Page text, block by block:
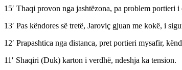
15′ Thaqi provon nga jashtëzona, pa problem portieri
13′ Pas këndores së tretë, Jaroviç gjuan me kokë, i
12′ Prapashtica nga distanca, pret portieri mysafir,
11′ Shaqiri (Duk) karton i verdhë, ndeshja ka tension.